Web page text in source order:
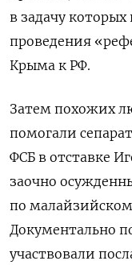
в задачу
проведения
Крыма к РФ.
Затем похожих
помогали
ФСБ в отставке
заочно
по
Документально
участвовали